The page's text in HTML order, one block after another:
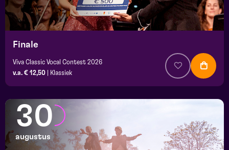
Finale
Viva Classic Vocal Contest 2026
v.a. € 12,50
Klassiek
30
augustus